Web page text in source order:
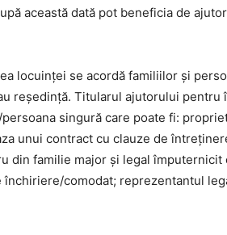
această dată pot beneficia de
locuinței se acordă familiilor și
reședință. Titularul ajutorului pentru
singură care poate fi:
unui contract cu clauze de
din familie major și legal
comodat; reprezentantul